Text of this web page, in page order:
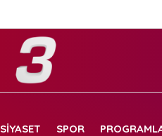
SIYASET SPOR